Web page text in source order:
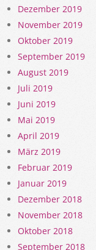
Dezember 2019
November 2019
Oktober 2019
September 2019
August 2019
Juli 2019
Juni 2019
Mai 2019
April 2019
März 2019
Februar 2019
Januar 2019
Dezember 2018
November 2018
Oktober 2018
September 2018